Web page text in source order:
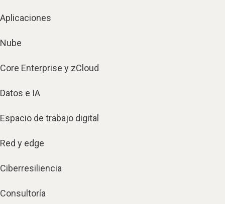
Aplicaciones
Nube
Core Enterprise y zCloud
Datos e IA
Espacio de trabajo digital
Red y edge
Ciberresiliencia
Consultoría